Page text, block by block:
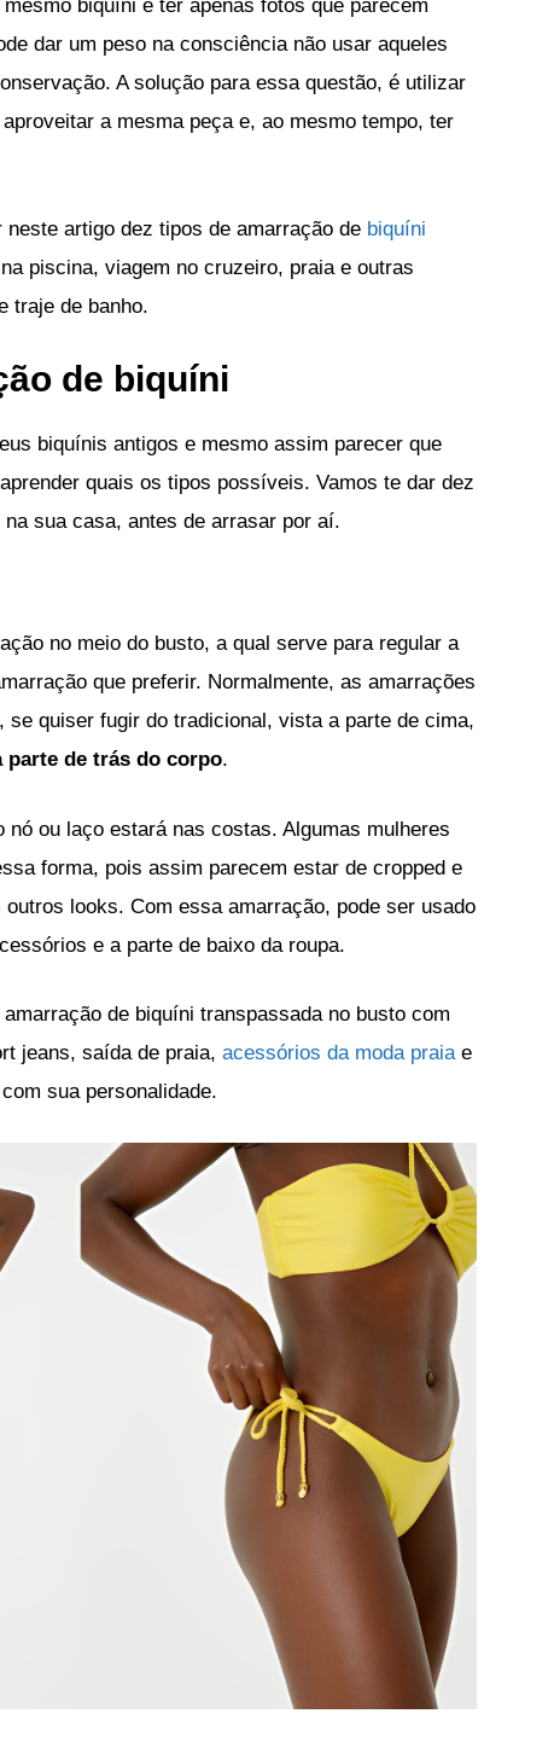
biquíni e ter apenas fotos que parecem
dar um peso na consciência não usar aqueles
A solução para essa questão, é utilizar
a mesma peça e, ao mesmo tempo, ter
artigo dez tipos de amarração de biquíni
piscina, viagem no cruzeiro, praia e outras
traje de banho.
de biquíni
biquínis antigos e mesmo assim parecer que
quais os tipos possíveis. Vamos te dar dez
sua casa, antes de arrasar por aí.
no meio do busto, a qual serve para regular a
que preferir. Normalmente, as amarrações
se quiser fugir do tradicional, vista a parte de cima,
parte de trás do corpo.
ou laço estará nas costas. Algumas mulheres
forma, pois assim parecem estar de cropped e
looks. Com essa amarração, pode ser usado
e a parte de baixo da roupa.
de biquíni transpassada no busto com
jeans, saída de praia, acessórios da moda praiae
sua personalidade.